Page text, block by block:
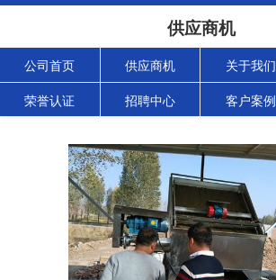
供应商机
公司首页 供应商机 关于我们
荣誉认证 招聘中心 客户案例